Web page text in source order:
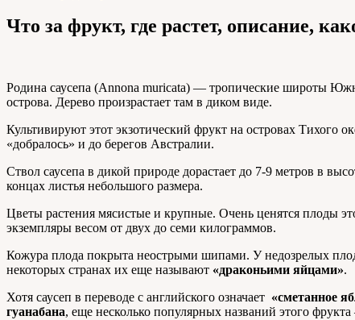
Что за фрукт, где растет, описание,
Родина саусепа (Annona muricata) — тропические широты
острова. Дерево произрастает там в диком виде.
Культивируют этот экзотический фрукт на островах
«добралось» и до берегов Австралии.
Ствол саусепа в дикой природе дорастает до 7-9 метров в
концах листья небольшого размера.
Цветы растения мясистые и крупные. Очень ценятся плоды
экземпляры весом от двух до семи килограммов.
Кожура плода покрыта неострыми шипами. У недозрелых
некоторых странах их еще называют «драконьими яйцами».
Хотя саусеп в переводе с английского означает «сметанное
гуанабана, еще несколько популярных названий этого фрукта